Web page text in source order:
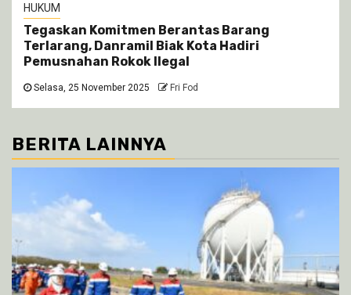
HUKUM
Tegaskan Komitmen Berantas Barang
Terlarang, Danramil Biak Kota Hadiri
Pemusnahan Rokok Ilegal
Selasa, 25 November 2025 Fri Fod
BERITA LAINNYA